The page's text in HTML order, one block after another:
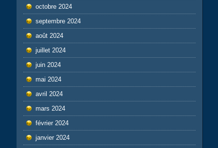
octobre 2024
septembre 2024
août 2024
juillet 2024
juin 2024
mai 2024
avril 2024
mars 2024
février 2024
janvier 2024